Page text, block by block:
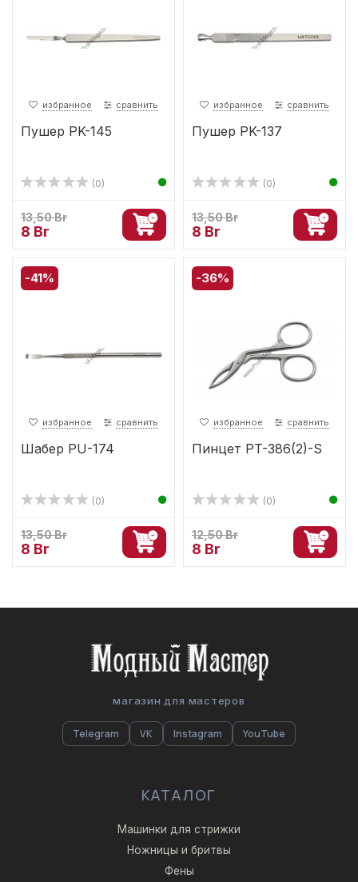
избранное сравнить
Пушер PK-145
(0)
13,50 Br
8 Br
избранное сравнить
Пушер PK-137
(0)
13,50 Br
8 Br
-41%
избранное сравнить
Шабер PU-174
(0)
13,50 Br
8 Br
-36%
избранное сравнить
Пинцет PT-386(2)-S
(0)
12,50 Br
8 Br
магазин для мастеров
Telegram VK Instagram YouTube
КАТАЛОГ
Машинки для стрижки
Ножницы и бритвы
Фены